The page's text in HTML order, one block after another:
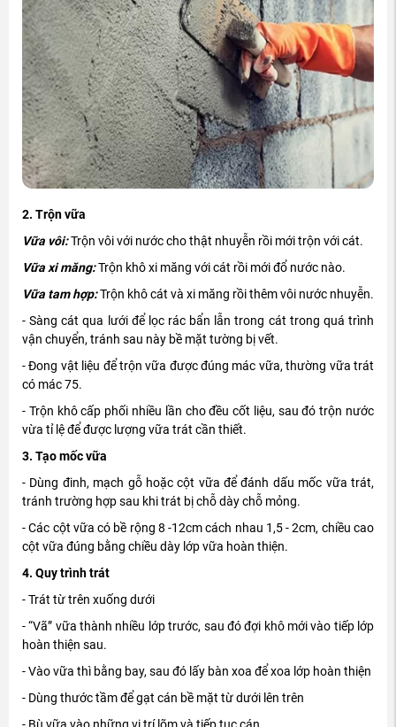
2. Trộn vữa
Vữa vôi:Trộn vôi với nước cho thật nhuyễn rồi mới trộn với cát.
Vữa xi măng:Trộn khô xi măng với cát rồi mới đổ nước nào.
Vữa tam hợp:Trộn khô cát và xi măng rồi thêm vôi nước nhuyễn.
- Sàng cát qua lưới để lọc rác bẩn lẫn trong cát trong quá trình
vận chuyển, tránh sau này bề mặt tường bị vết.
- Đong vật liệu để trộn vữa được đúng mác vữa, thường vữa trát
có mác 75.
- Trộn khô cấp phối nhiều lần cho đều cốt liệu, sau đó trộn nước
vừa tỉ lệ để được lượng vữa trát cần thiết.
3. Tạo mốc vữa
- Dùng đinh, mạch gỗ hoặc cột vữa để đánh dấu mốc vữa trát,
tránh trường hợp sau khi trát bị chỗ dày chỗ mỏng.
- Các cột vữa có bề rộng 8 -12cm cách nhau 1,5 - 2cm, chiều cao
cột vữa đúng bằng chiều dày lớp vữa hoàn thiện.
4. Quy trình trát
- Trát từ trên xuống dưới
- “Vã” vữa thành nhiều lớp trước, sau đó đợi khô mới vào tiếp lớp
hoàn thiện sau.
- Vào vữa thì bằng bay, sau đó lấy bàn xoa để xoa lớp hoàn thiện
- Dùng thước tầm để gạt cán bề mặt từ dưới lên trên